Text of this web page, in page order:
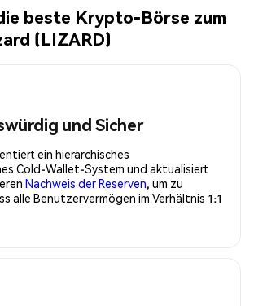
beste Krypto-Börse zum
(LIZARD)
und Sicher
ein hierarchisches
Cold-Wallet-System und aktualisiert
Nachweis der Reserven, um zu
alle Benutzervermögen im Verhältnis 1:1